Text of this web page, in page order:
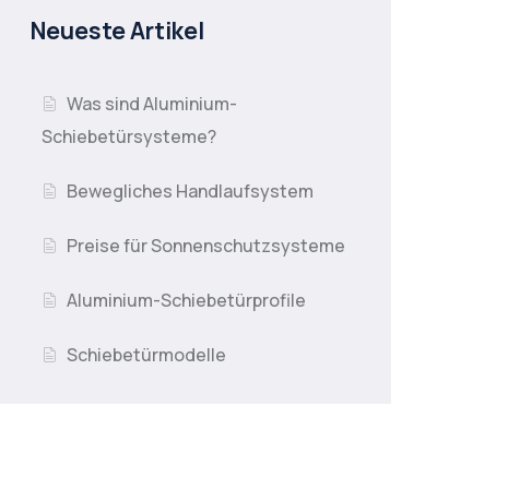
Neueste Artikel
Was sind Aluminium-
Schiebetürsysteme?
Bewegliches Handlaufsystem
Preise für Sonnenschutzsysteme
Aluminium-Schiebetürprofile
Schiebetürmodelle